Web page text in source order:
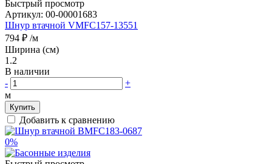
Быстрый просмотр
Артикул: 00-00001683
Шнур втачной VMFC157-13551
794 ₽ /м
Ширина (см)
1.2
В наличии
-
+
м
Купить
Добавить к сравнению
0%